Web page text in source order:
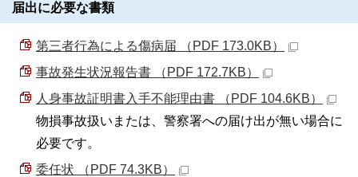
届出に必要な書類
第三者行為による傷病届 （PDF 173.0KB）
事故発生状況報告書 （PDF 172.7KB）
人身事故証明書入手不能理由書 （PDF 104.6KB）
物損事故扱いまたは、警察署への届け出が無い場合に
必要です。
委任状 （PDF 74.3KB）